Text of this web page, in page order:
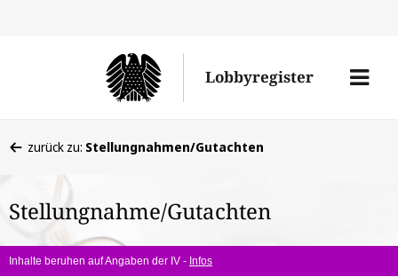
Lobbyregister
Menü
befinden
hier:
zurück zu: Stellungnahmen/Gutachten
Stellungnahme/Gutachten
Inhalte beruhen auf Angaben der IV - Infos